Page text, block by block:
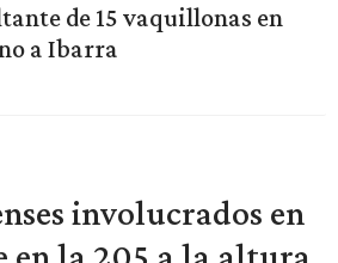
de 15 vaquillonas en
a Ibarra
involucrados en